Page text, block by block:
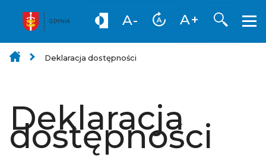
A- A+ Otwórz
Deklaracja dostępności
Deklaracja
dostępności